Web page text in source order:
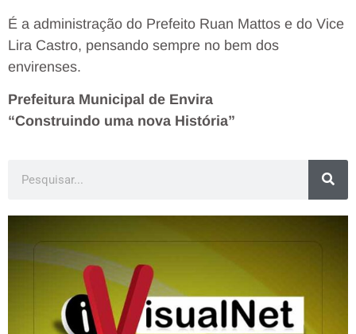
É a administração do Prefeito Ruan Mattos e do Vice
Lira Castro, pensando sempre no bem dos
envirenses.
Prefeitura Municipal de Envira
“Construindo uma nova História”